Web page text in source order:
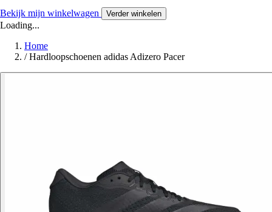
Bekijk mijn winkelwagen Verder winkelen
Loading...
Home
/ Hardloopschoenen adidas Adizero Pacer